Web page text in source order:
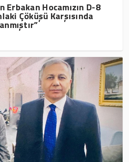
Erbakan Hocamızın D-8
Çöküşü Karşısında